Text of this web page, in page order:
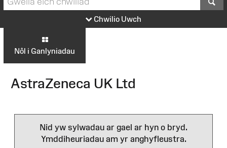
Chwilio Uwch
Nôl i Ganlyniadau
AstraZeneca UK Ltd
Nid yw sylwadau ar gael ar hyn o bryd.
Ymddiheuriadau am yr anghyfleustra.